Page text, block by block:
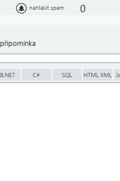
nahlásit spam 0
připomínka